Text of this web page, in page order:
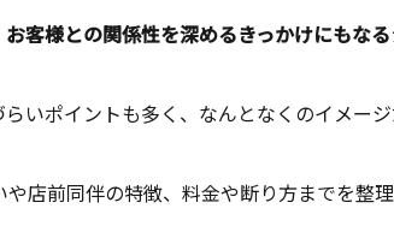
客様との関係性を深めるきっかけにもなる
いポイントも多く、なんとなくのイメー
店前同伴の特徴、料金や断り方までを整理